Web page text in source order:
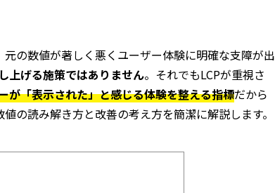
の数値が著しく悪くユーザー体験に明確な支障が出
上げる施策ではありません。それでもLCPが重視さ
が「表示された」と感じる体験を整える指標だから
の読み解き方と改善の考え方を簡潔に解説します。